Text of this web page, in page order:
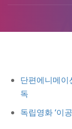
단편에니메이
독
독립영화 ‘이